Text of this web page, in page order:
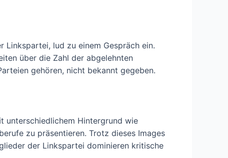
Linkspartei, lud zu einem Gespräch ein.
über die Zahl der abgelehnten
gehören, nicht bekannt gegeben.
unterschiedlichem Hintergrund wie
zu präsentieren. Trotz dieses Images
der Linkspartei dominieren kritische